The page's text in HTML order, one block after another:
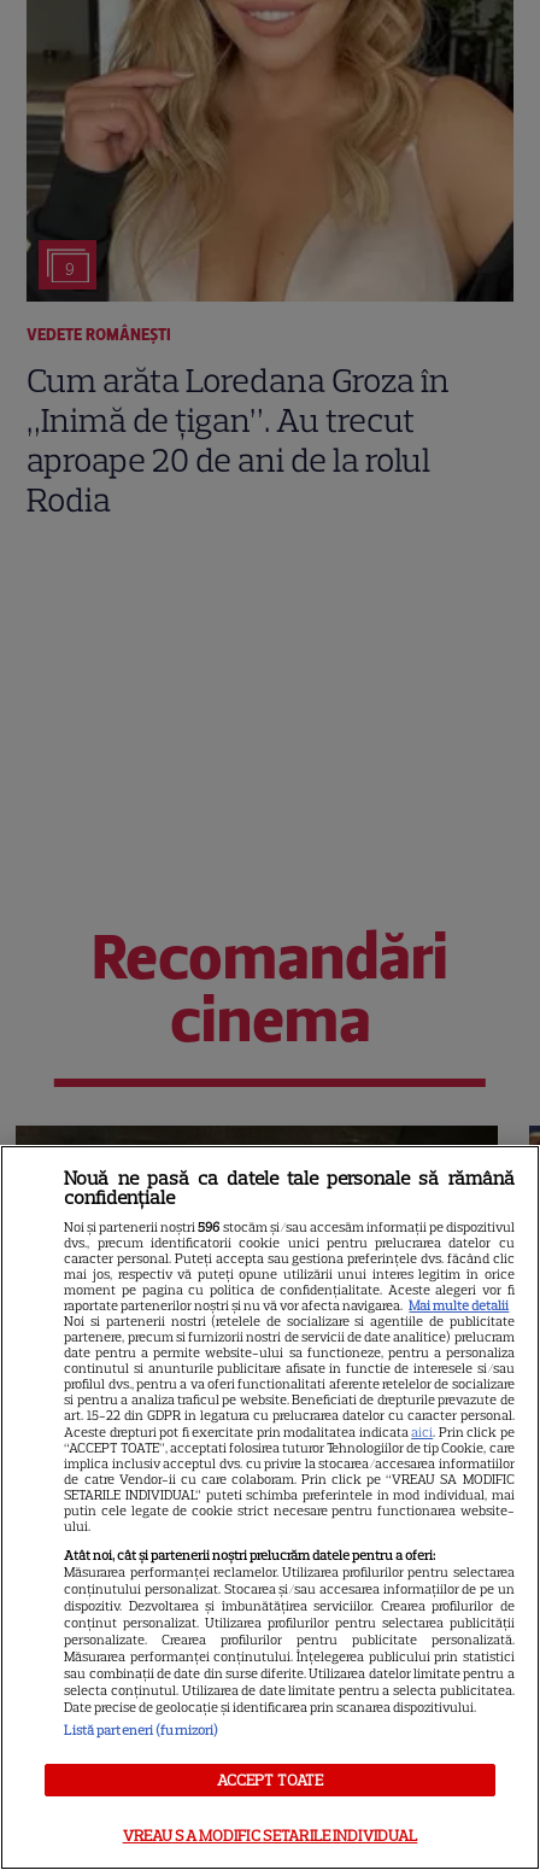
9
VEDETE ROMÂNEŞTI
Cum arăta Loredana Groza în
„Inimă de țigan”. Au trecut
aproape 20 de ani de la rolul
Rodia
Recomandări
cinema
5
CINEMA
Eli Roth revine cu „Omul cu
înghețata mortală”. Filmul
horror în care copiii devin
criminali după ce mănâncă
Nouă ne pasă ca datele tale personale să rămână
confidențiale
Noi și partenerii noștri596 stocăm și/sau accesăm informații pe dispozitivul
dvs., precum identificatorii cookie unici pentru prelucrarea datelor cu
caracter personal. Puteți accepta sau gestiona preferințele dvs. făcând clic
mai jos, respectiv vă puteți opune utilizării unui interes legitim în orice
moment pe pagina cu politica de confidențialitate. Aceste alegeri vor fi
raportate partenerilor noștri și nu vă vor afecta navigarea. Mai multe detalii
Noi si partenerii nostri (retelele de socializare si agentiile de publicitate
partenere, precum si furnizorii nostri de servicii de date analitice) prelucram
date pentru a permite website-ului sa functioneze, pentru a personaliza
continutul si anunturile publicitare afisate in functie de interesele si/sau
profilul dvs., pentru a va oferi functionalitati aferente retelelor de socializare
si pentru a analiza traficul pe website. Beneficiati de drepturile prevazute de
art. 15-22 din GDPR in legatura cu prelucrarea datelor cu caracter personal.
Aceste drepturi pot fi exercitate prin modalitatea indicataaici. Prin click pe
“ACCEPT TOATE”, acceptati folosirea tuturor Tehnologiilor de tip Cookie, care
implica inclusiv acceptul dvs. cu privire la stocarea/accesarea informatiilor
de catre Vendor-ii cu care colaboram. Prin click pe “VREAU SA MODIFIC
SETARILE INDIVIDUAL” puteti schimba preferintele in mod individual, mai
putin cele legate de cookie strict necesare pentru functionarea website-
ului.
Atât noi, cât și partenerii noștri prelucrăm datele pentru a oferi:
Măsurarea performanței reclamelor. Utilizarea profilurilor pentru selectarea
conținutului personalizat. Stocarea și/sau accesarea informațiilor de pe un
dispozitiv. Dezvoltarea și îmbunătățirea serviciilor. Crearea profilurilor de
conținut personalizat. Utilizarea profilurilor pentru selectarea publicității
personalizate. Crearea profilurilor pentru publicitate personalizată.
Măsurarea performanței conținutului. Înțelegerea publicului prin statistici
sau combinații de date din surse diferite. Utilizarea datelor limitate pentru a
selecta conținutul. Utilizarea de date limitate pentru a selecta publicitatea.
Date precise de geolocație și identificarea prin scanarea dispozitivului.
Listă parteneri (furnizori)
ACCEPT TOATE
VREAU SA MODIFIC SETARILE INDIVIDUAL